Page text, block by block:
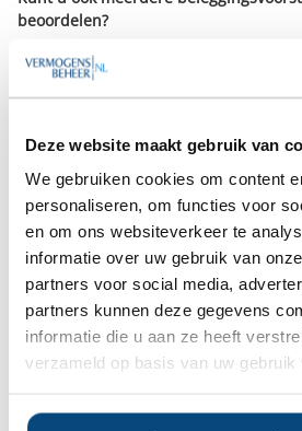
Deze website maakt gebruik van
We gebruiken cookies om content
personaliseren, om functies voor
en om ons websiteverkeer te
informatie over uw gebruik van
partners voor social media,
partners kunnen deze gegevens
informatie die u aan ze heeft
verzameld op basis van uw gebruik
beoordelen?
Kunt u een voorbeeld noemen waarin
waardevol bleek?
rekening mee?